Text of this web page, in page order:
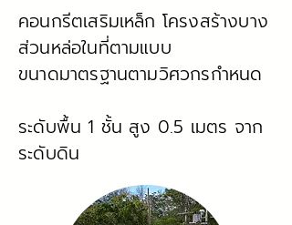
คอนกรีตเสริมเหล็ก โครงสร้างบาง
ส่วนหล่อในที่ตามแบบ
ขนาดมาตรฐานตามวิศวกรกำหนด
ระดับพื้น 1 ชั้น สูง 0.5 เมตร จาก
ระดับดิน